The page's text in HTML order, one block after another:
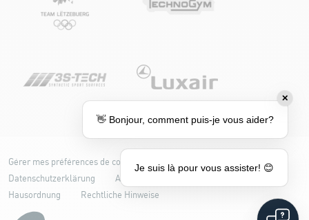
Gérer mes préférences de cookies
Cookie-Richtlinie
Datenschutzerklärung
Accessibilité : partiellement conforme
Hausordnung
Rechtliche Hinweise
✕
👋 Bonjour, comment puis-je vous aider?
Je suis là pour vous assister! 😊